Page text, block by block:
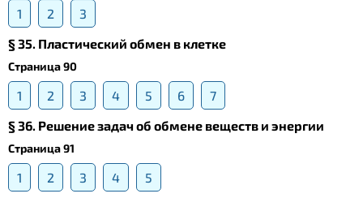
1 2
3
§ 35. Пластический обмен в клетке
Страница 90
1 2 3 4 5 6
7
§ 36. Решение задач об обмене веществ и энергии
Страница 91
1 2 3 4 5